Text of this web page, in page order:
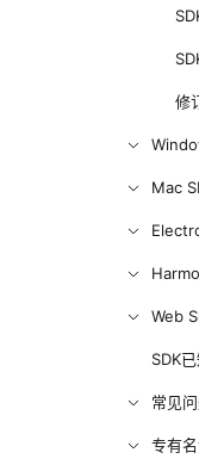
修
Mac
Web
SDK
常见
专有